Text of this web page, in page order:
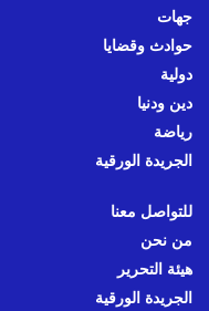
جهات
حوادث وقضايا
دولية
دين ودنيا
رياضة
الجريدة الورقية
للتواصل معنا
من نحن
هيئة التحرير
الجريدة الورقية